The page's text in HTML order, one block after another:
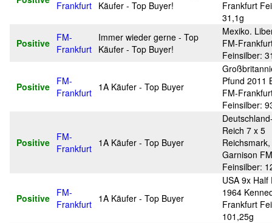
Frankfurt Käufer - Top Buyer!
Frankfurt
31,1g
Positive
FM-
Frankfurt
Immer wieder gerne - Top
Käufer - Top Buyer!
Mexiko.
FM-
Feinsilber:
Positive
FM-
Frankfurt 1A Käufer - Top Buyer
Pfund 2011
FM-
Feinsilber:
Positive
FM-
Frankfurt 1A Käufer - Top Buyer
Reich 7 x 5
Garnison
Feinsilber:
Positive
FM-
Frankfurt 1A Käufer - Top Buyer
USA 9x Half
1964
Frankfurt
101,25g